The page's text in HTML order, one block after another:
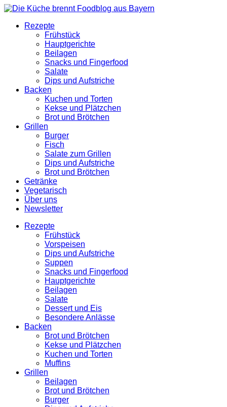
Rezepte
Frühstück
Hauptgerichte
Beilagen
Snacks und Fingerfood
Salate
Dips und Aufstriche
Backen
Kuchen und Torten
Kekse und Plätzchen
Brot und Brötchen
Grillen
Burger
Fisch
Salate zum Grillen
Dips und Aufstriche
Brot und Brötchen
Getränke
Vegetarisch
Über uns
Newsletter
Rezepte
Frühstück
Vorspeisen
Dips und Aufstriche
Suppen
Snacks und Fingerfood
Hauptgerichte
Beilagen
Salate
Dessert und Eis
Besondere Anlässe
Backen
Brot und Brötchen
Kekse und Plätzchen
Kuchen und Torten
Muffins
Grillen
Beilagen
Brot und Brötchen
Burger